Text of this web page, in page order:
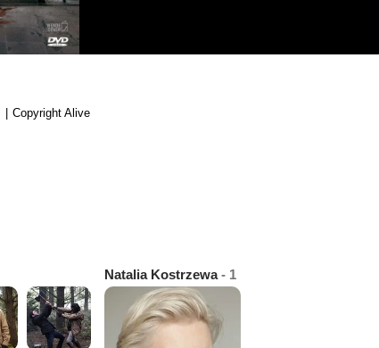
Copyright Alive
Natalia Kostrzewa- 1